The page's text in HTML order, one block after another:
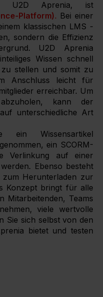
U2D Aprenia, ist
Platform). Bei einer
klassischen LMS -
sondern die Effizienz
U2D Aprenia
Wissen schnell
stellen und somit zu
Anschluss leicht für
erreichbar. Um
kann der
auf unterschiedliche Art
ein Wissensartikel
ein SCORM-
Verlinkung auf einer
Ebenso besteht
zum Herunterladen zur
Konzept bringt für alle
Mitarbeitenden, Teams
viele wertvolle
Sie sich selbst von den
bietet und testen